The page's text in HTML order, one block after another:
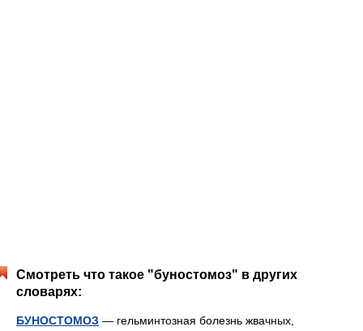
Смотреть что такое "буностомоз" в других
словарях:
БУНОСТОМОЗ — гельминтозная болезнь жвачных,